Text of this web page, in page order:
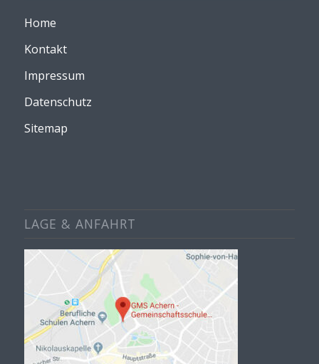
Home
Kontakt
Impressum
Datenschutz
Sitemap
LAGE & ANFAHRT